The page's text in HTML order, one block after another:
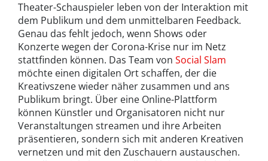
Theater-Schauspieler leben von der Interaktion mit
dem Publikum und dem unmittelbaren Feedback.
Genau das fehlt jedoch, wenn Shows oder
Konzerte wegen der Corona-Krise nur im Netz
stattfinden können. Das Team von Social Slam
möchte einen digitalen Ort schaffen, der die
Kreativszene wieder näher zusammen und ans
Publikum bringt. Über eine Online-Plattform
können Künstler und Organisatoren nicht nur
Veranstaltungen streamen und ihre Arbeiten
präsentieren, sondern sich mit anderen Kreativen
vernetzen und mit den Zuschauern austauschen.